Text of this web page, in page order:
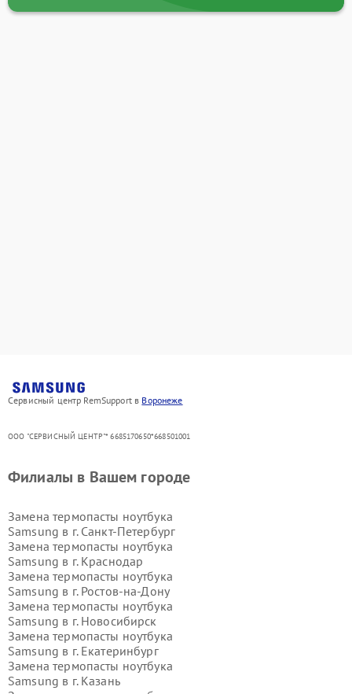
Сервисный центр RemSupport в Воронеже
ООО "СЕРВИСНЫЙ ЦЕНТР"* 6685170650*668501001
Филиалы в Вашем городе
Замена термопасты ноутбука
Samsung в г. Санкт-Петербург
Замена термопасты ноутбука
Samsung в г. Краснодар
Замена термопасты ноутбука
Samsung в г. Ростов-на-Дону
Замена термопасты ноутбука
Samsung в г. Новосибирск
Замена термопасты ноутбука
Samsung в г. Екатеринбург
Замена термопасты ноутбука
Samsung в г. Казань